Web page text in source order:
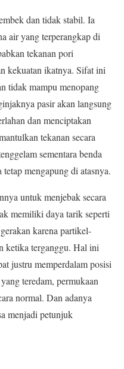
dan tidak stabil. Ia
air yang terperangkap di
tekanan pori
kekuatan ikatnya. Sifat ini
tidak mampu menopang
pasir akan langsung
dan menciptakan
tekanan secara
sementara benda
mengapung di atasnya.
untuk menjebak secara
memiliki daya tarik seperti
karena partikel-
ketika terganggu. Hal ini
justru memperdalam posisi
teredam, permukaan
normal. Dan adanya
menjadi petunjuk